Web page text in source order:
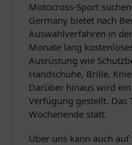
Motocross-Sport
Germany bietet nach
Auswahlverfahren in
Monate lang
Ausrüstung wie
Handschuhe, Brille,
Darüber hinaus wird
Verfügung gestellt.
Wochenende statt.
Über uns kann auch